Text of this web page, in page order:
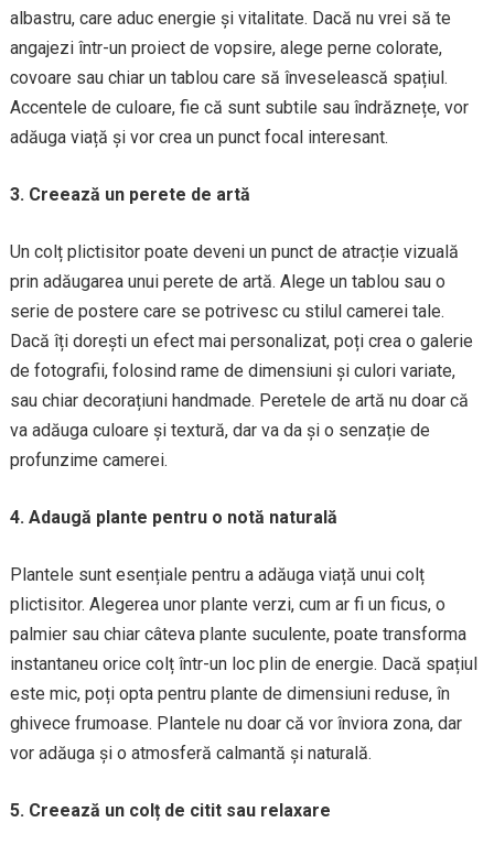
albastru, care aduc energie și vitalitate. Dacă nu vrei să te
angajezi într-un proiect de vopsire, alege perne colorate,
covoare sau chiar un tablou care să înveselească spațiul.
Accentele de culoare, fie că sunt subtile sau îndrăznețe, vor
adăuga viață și vor crea un punct focal interesant.
3. Creează un perete de artă
Un colț plictisitor poate deveni un punct de atracție vizuală
prin adăugarea unui perete de artă. Alege un tablou sau o
serie de postere care se potrivesc cu stilul camerei tale.
Dacă îți dorești un efect mai personalizat, poți crea o galerie
de fotografii, folosind rame de dimensiuni și culori variate,
sau chiar decorațiuni handmade. Peretele de artă nu doar că
va adăuga culoare și textură, dar va da și o senzație de
profunzime camerei.
4. Adaugă plante pentru o notă naturală
Plantele sunt esențiale pentru a adăuga viață unui colț
plictisitor. Alegerea unor plante verzi, cum ar fi un ficus, o
palmier sau chiar câteva plante suculente, poate transforma
instantaneu orice colț într-un loc plin de energie. Dacă spațiul
este mic, poți opta pentru plante de dimensiuni reduse, în
ghivece frumoase. Plantele nu doar că vor înviora zona, dar
vor adăuga și o atmosferă calmantă și naturală.
5. Creează un colț de citit sau relaxare